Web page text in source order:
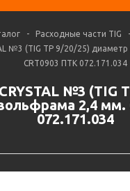
- Расходные части TIG -
№3 (TIG TP 9/20/25)
CRT0903 ПТК 072.171.034
№3 (TIG
2,4 мм.
072.171.034